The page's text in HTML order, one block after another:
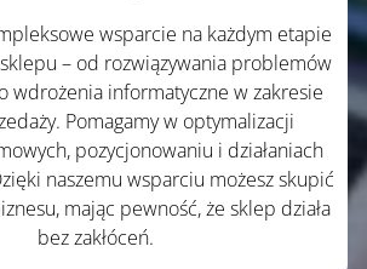
wsparcie na każdym etapie
– od rozwiązywania problemów
wdrożenia informatyczne w zakresie
Pomagamy w optymalizacji
pozycjonowaniu i działaniach
naszemu wsparciu możesz skupić
mając pewność, że sklep działa
bez zakłóceń.